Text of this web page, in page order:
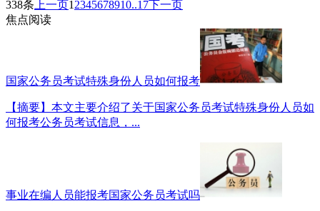
338条 上一页1 2345678910..17下一页
焦点阅读
国家公务员考试特殊身份人员如何报考
【摘要】本文主要介绍了关于国家公务员考试特殊身份人员如
何报考公务员考试信息，...
事业在编人员能报考国家公务员考试吗